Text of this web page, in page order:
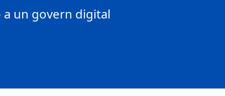
a un govern digital